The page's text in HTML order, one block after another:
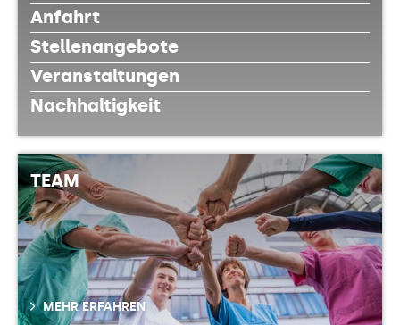
Anfahrt
Stellenangebote
Veranstaltungen
Nachhaltigkeit
TEAM
MEHR ERFAHREN